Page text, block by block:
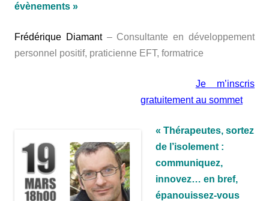
évènements »
Frédérique Diamant– Consultante en développement
personnel positif, praticienne EFT, formatrice
Je m’inscris
gratuitement au sommet
« Thérapeutes, sortez
de l’isolement :
communiquez,
innovez… en bref,
épanouissez-vous